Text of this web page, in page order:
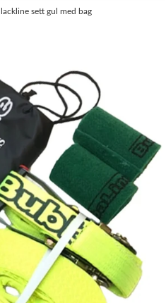
sett gul med bag